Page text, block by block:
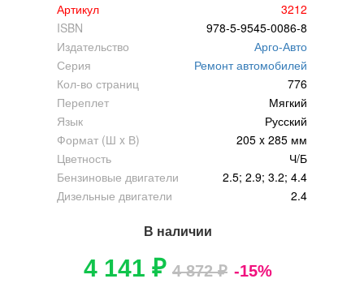
Артикул
3212
ISBN
978-5-9545-0086-8
Издательство
Арго-Авто
Серия
Ремонт автомобилей
Кол-во страниц
776
Переплет
Мягкий
Язык
Русский
Формат (Ш x В)
205 x 285 мм
Цветность
Ч/Б
Бензиновые двигатели
2.5; 2.9; 3.2; 4.4
Дизельные двигатели
2.4
В наличии
4 141 ₽ 4 872 ₽ -15%